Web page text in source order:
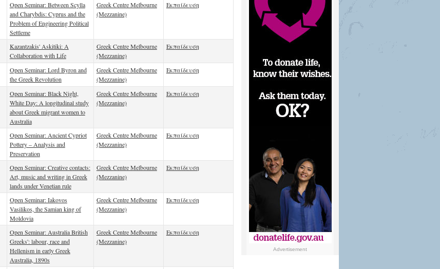
Open Seminar: Between Scylla
and Charybdis: Cyprus and the
Problem of Engineering Political
Settleme
Greek Centre Melbourne
(Mezzanine)
Εκπαίδευση
Kazantzakis' Askitiki: A
Collaboration with Life
Greek Centre Melbourne
(Mezzanine)
Εκπαίδευση
Open Seminar: Lord Byron and
the Greek Revolution
Greek Centre Melbourne
(Mezzanine)
Εκπαίδευση
Open Seminar: Black Night,
White Day: A longitudinal study
about Greek migrant women to
Australia
Greek Centre Melbourne
(Mezzanine)
Εκπαίδευση
Open Seminar: Ancient Cypriot
Pottery – Analysis and
Preservation
Greek Centre Melbourne
(Mezzanine)
Εκπαίδευση
Open Seminar: Creative contacts:
Art, music and writing in Greek
lands under Venetian rule
Greek Centre Melbourne
(Mezzanine)
Εκπαίδευση
Open Seminar: Iakovos
Vasilikos, the Samian king of
Moldovia
Greek Centre Melbourne
(Mezzanine)
Εκπαίδευση
Open Seminar: Australia British
Greeks': labour, race and
Hellenism in early Greek
Australia, 1890s
Greek Centre Melbourne
(Mezzanine)
Εκπαίδευση
Advertisement